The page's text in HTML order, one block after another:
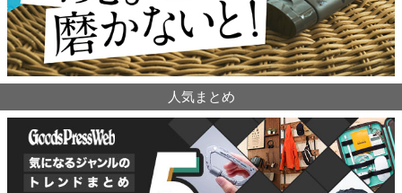
人気まとめ